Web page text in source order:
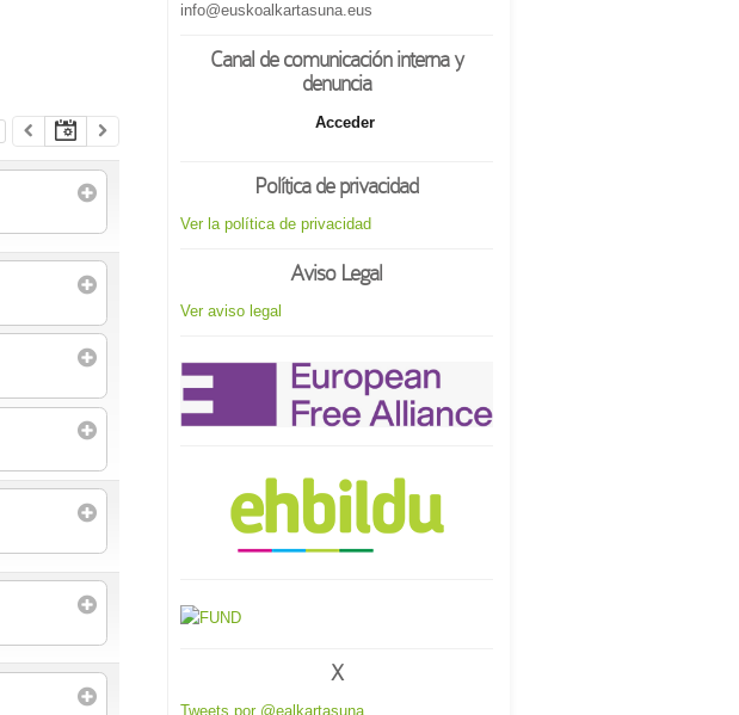
info@euskoalkartasuna.eus
Canal de comunicación interna y
denuncia
Acceder
Política de privacidad
Ver la política de privacidad
Aviso Legal
Ver aviso legal
X
Tweets por @ealkartasuna